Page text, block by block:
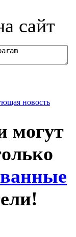
сайт
новость
могут